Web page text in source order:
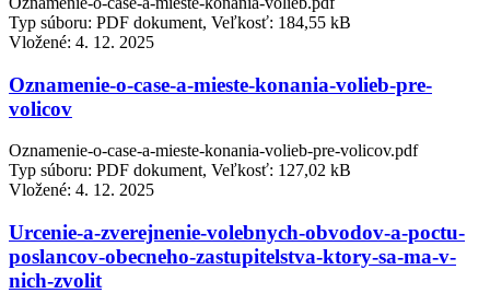
Typ súboru: PDF dokument, Veľkosť: 184,55 kB
Vložené: 4. 12. 2025
Oznamenie-o-case-a-mieste-konania-volieb-pre-
volicov
Oznamenie-o-case-a-mieste-konania-volieb-pre-volicov.pdf
Typ súboru: PDF dokument, Veľkosť: 127,02 kB
Vložené: 4. 12. 2025
Urcenie-a-zverejnenie-volebnych-obvodov-a-poctu-
poslancov-obecneho-zastupitelstva-ktory-sa-ma-v-
nich-zvolit